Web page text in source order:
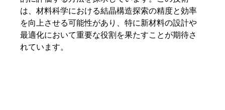
は、材料科学における結晶構造探索の精度と効率
を向上させる可能性があり、特に新材料の設計や
最適化において重要な役割を果たすことが期待さ
れています。